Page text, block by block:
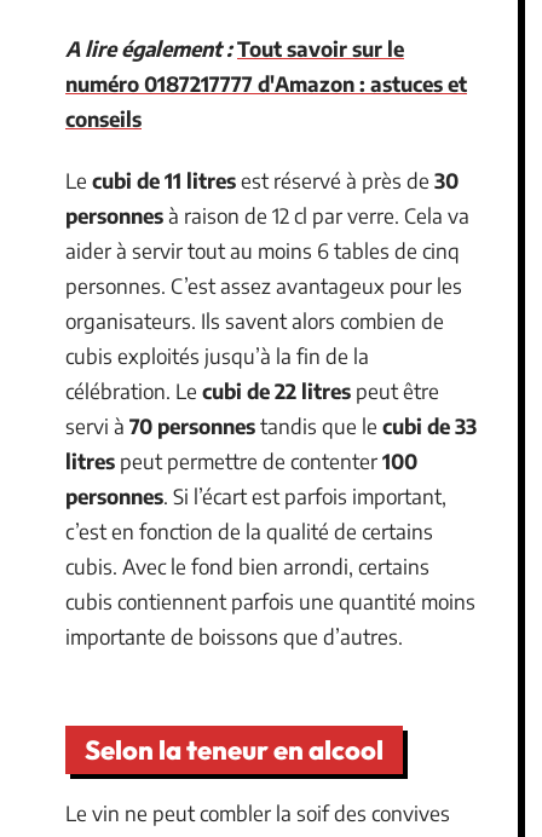
A lire également :Tout savoir sur le
numéro 0187217777 d'Amazon : astuces et
conseils
Le cubi de 11 litresest réservé à près de 30
personnesà raison de 12 cl par verre. Cela va
aider à servir tout au moins 6 tables de cinq
personnes. C’est assez avantageux pour les
organisateurs. Ils savent alors combien de
cubis exploités jusqu’à la fin de la
célébration. Le cubi de 22 litres peut être
servi à 70 personnestandis que le cubi de 33
litres peut permettre de contenter100
personnes. Si l’écart est parfois important,
c’est en fonction de la qualité de certains
cubis. Avec le fond bien arrondi, certains
cubis contiennent parfois une quantité moins
importante de boissons que d’autres.
Selon la teneur en alcool
Le vin ne peut combler la soif des convives